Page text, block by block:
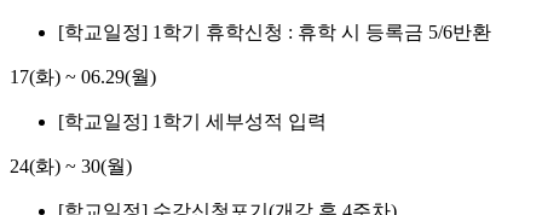
[학교일정] 1학기 휴학신청 : 휴학 시 등록금 5/6반환
17(화) ~ 06.29(월)
[학교일정] 1학기 세부성적 입력
24(화) ~ 30(월)